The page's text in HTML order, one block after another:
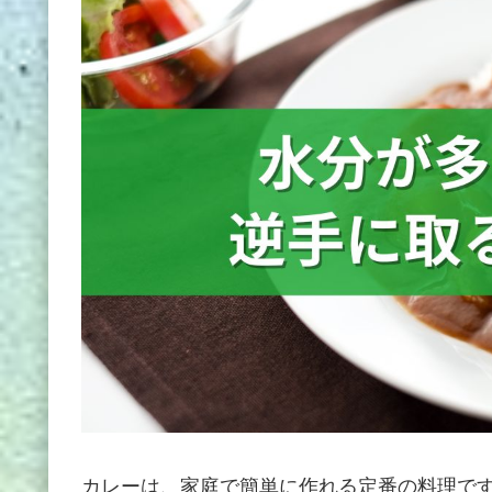
カレーは、家庭で簡単に作れる定番の料理で